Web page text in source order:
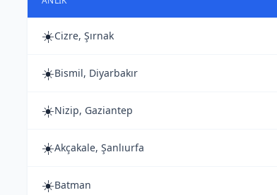
☀️Cizre, Şırnak
☀️Bismil, Diyarbakır
☀️Nizip, Gaziantep
☀️Akçakale, Şanlıurfa
☀️Batman